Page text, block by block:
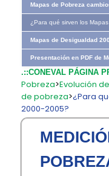
Mapas de Pobreza
¿Para qué sirven los
Mapas de Desigualdad
Presentación en PDF de
.::CONEVAL PÁGINA
Pobreza>Evolución
de pobreza>¿Para
2000-2005?